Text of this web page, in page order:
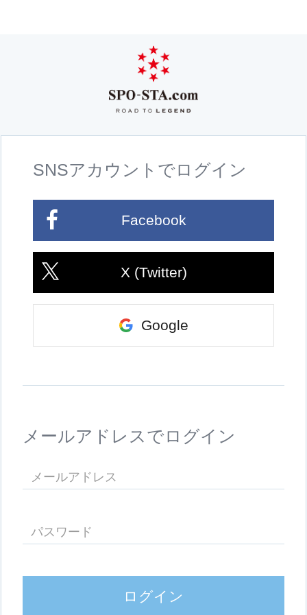
SNSアカウントでログイン
Facebook
X (Twitter)
Google
メールアドレスでログイン
ログイン